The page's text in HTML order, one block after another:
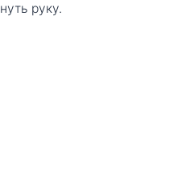
руку.